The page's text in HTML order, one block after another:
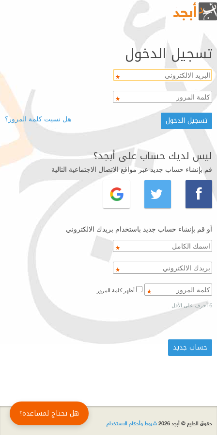
تسجيل الدخول
هل نسيت كلمة المرور؟
ليس لديك حساب على أبجد؟
قم بإنشاء حساب جديد عبر مواقع الاتصال الاجتماعية التالية
أو قم بإنشاء حساب جديد باستخدام بريدك الالكتروني
6 أحرف على الأقل
حقوق الطبع © أبجد 2026 شروط وأحكام الاستخدام
هل تحتاج لمساعدة؟